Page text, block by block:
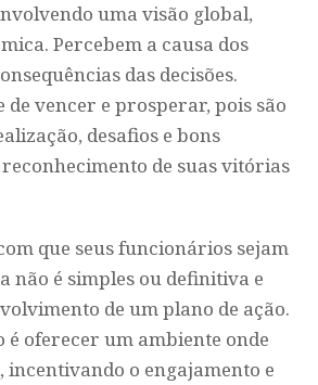
uma visão global,
Percebem a causa dos
das decisões.
de vencer e prosperar, pois são
desafios e bons
de suas vitórias
que seus funcionários sejam
não é simples ou definitiva e
de um plano de ação.
é oferecer um ambiente onde
incentivando o engajamento e